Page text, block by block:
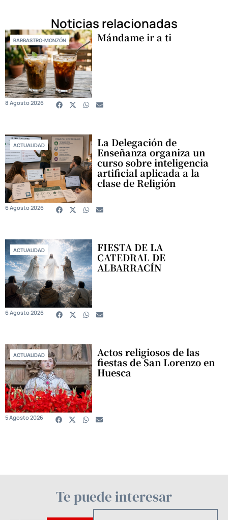
Noticias relacionadas
BARBASTRO-MONZÓN Mándame ir a ti
8 Agosto 2026
ACTUALIDAD La Delegación de
Enseñanza organiza un
curso sobre inteligencia
artificial aplicada a la
clase de Religión
6 Agosto 2026
ACTUALIDAD FIESTA DE LA
CATEDRAL DE
ALBARRACÍN
6 Agosto 2026
ACTUALIDAD Actos religiosos de las
fiestas de San Lorenzo en
Huesca
5 Agosto 2026
Te puede interesar